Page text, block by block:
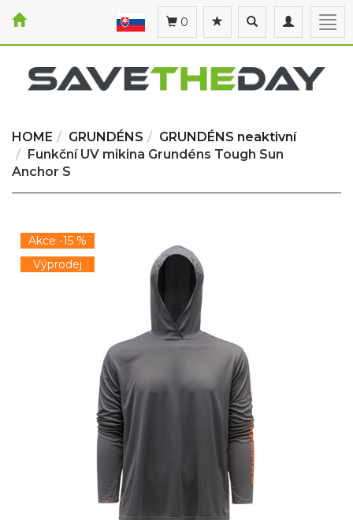
Toggle
navigation
Toggle
search
0
HOME GRUNDÉNS
GRUNDÉNS neaktivní
Funkční UV mikina Grundéns Tough Sun
Anchor S
Akce -15 %
Výprodej